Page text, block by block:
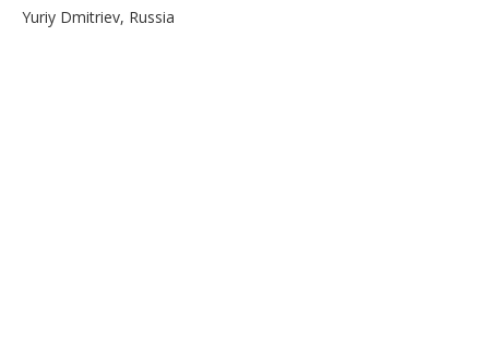
Yuriy Dmitriev, Russia